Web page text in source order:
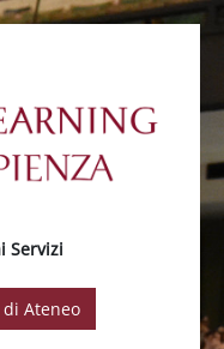
Servizi
Ateneo